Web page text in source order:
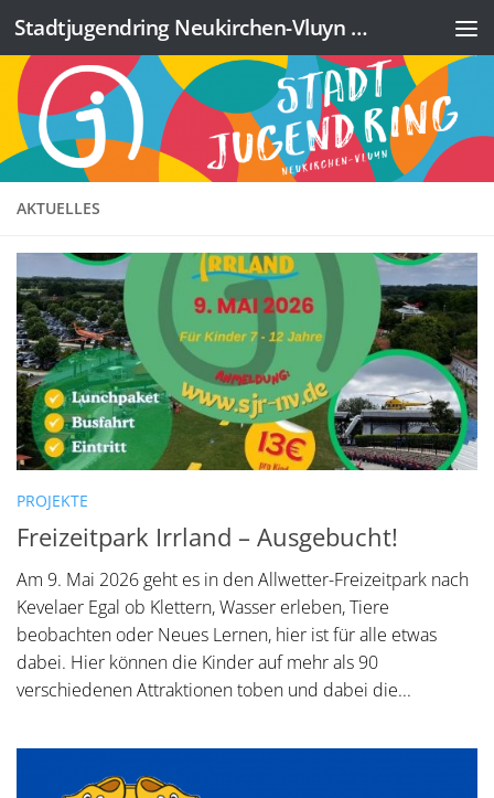
Zum Inhalt springen Stadtjugendring Neukirchen-Vluyn e.V.
AKTUELLES
PROJEKTE
Freizeitpark Irrland – Ausgebucht!
Am 9. Mai 2026 geht es in den Allwetter-Freizeitpark nach
Kevelaer Egal ob Klettern, Wasser erleben, Tiere
beobachten oder Neues Lernen, hier ist für alle etwas
dabei. Hier können die Kinder auf mehr als 90
verschiedenen Attraktionen toben und dabei die...